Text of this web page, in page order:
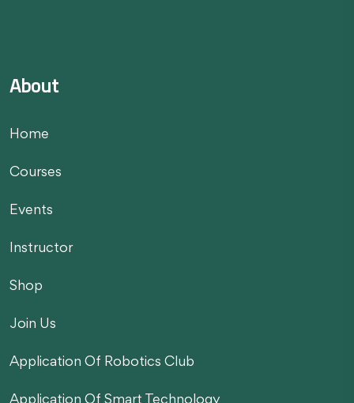
About
Home
Courses
Events
Instructor
Shop
Join Us
Application Of Robotics Club